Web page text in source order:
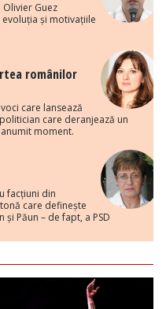
Guez
și motivațiile
românilor
care lansează
care deranjează un
moment.
facțiuni din
care definește
Păun – de fapt, a PSD